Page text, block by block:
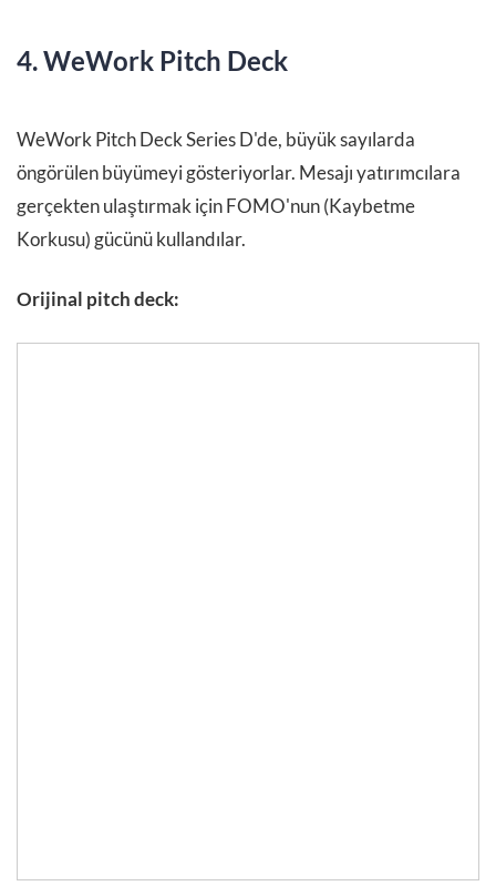
4. WeWork Pitch Deck
WeWork Pitch Deck Series D'de, büyük sayılarda
öngörülen büyümeyi gösteriyorlar. Mesajı yatırımcılara
gerçekten ulaştırmak için FOMO'nun (Kaybetme
Korkusu) gücünü kullandılar.
Orijinal pitch deck: